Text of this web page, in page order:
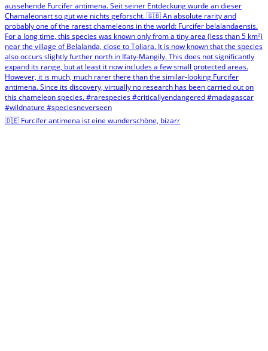
🇩🇪 Furcifer antimena ist eine wunderschöne, bizarr